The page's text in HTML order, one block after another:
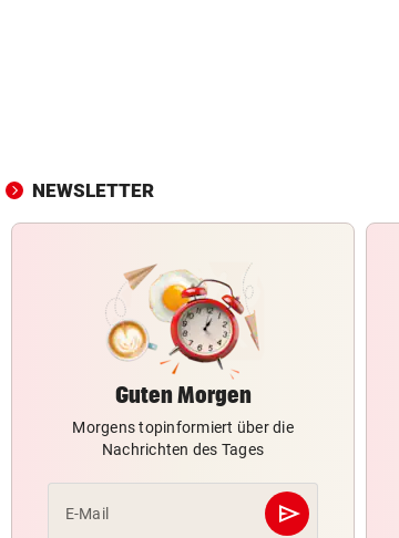
NEWSLETTER
Guten Morgen
Morgens topinformiert über die
Nachrichten des Tages
E-Mail send
Abschicken